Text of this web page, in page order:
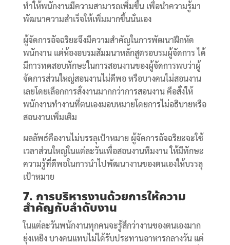
ทำให้พนักงานมีความสามารถเพิ่มขึ้น เพื่อนำความรู้มา
พัฒนาความสำเร็จให้เพิ่มมากขึ้นนั่นเอง
ผู้จัดการอัจฉริยะจึงมีความสำคัญในการพัฒนาฝึกหัด
พนักงาน แต่ห้องอบรมสัมมนาหลักสูตรอบรมผู้จัดการ ได้
มีการทดสอบทักษะในการสอนงานของผู้จัดการพบว่าผู้
จัดการส่วนใหญ่สอนงานไม่ดีพอ หรือบางคนไม่สอนงาน
เลยโดยเลือกการสั่งงานมากกว่าการสอนงาน คือสั่งให้
พนักงานทำงานที่ตนเองมอบหมายโดยการไม่อธิบายหรือ
สอนงานเพิ่มเติม
ผลลัพธ์คืองานไม่บรรลุเป้าหมาย ผู้จัดการอัจฉริยะจะใช้
เวลาส่วนใหญ่ในแต่ละวันเพื่อสอนงานทีมงาน ให้มีทักษะ
ความรู้ที่ดีพอในการนำไปพัฒนางานของตนเองให้บรรลุ
เป้าหมาย
7. การบริหารงานด้วยการให้ความ
สำคัญกับลำดับงาน
ในแต่ละวันพนักงานทุกคนจะรู้สึกว่างานของตนเองมาก
ยุ่งเหยิง บางคนแทบไม่ได้รับประทานอาหารกลางวัน แต่